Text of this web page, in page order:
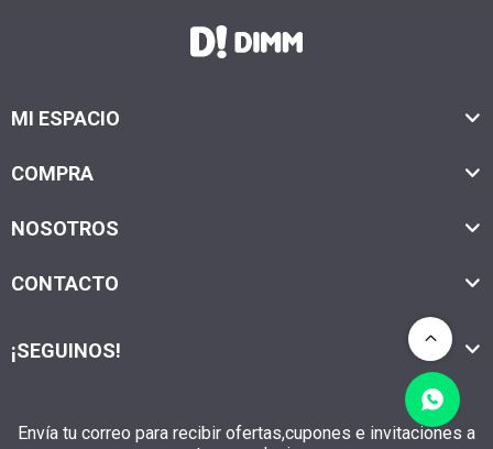
MI ESPACIO
COMPRA
NOSOTROS
CONTACTO
Envía tu correo para recibir ofertas,cupones e invitaciones a
¡SEGUINOS!